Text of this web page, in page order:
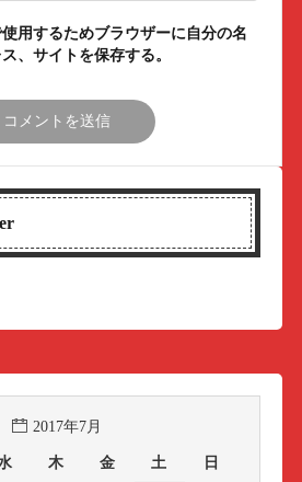
用するためブラウザーに自分の名
、サイトを保存する。
2017年7月
木 金 土 日